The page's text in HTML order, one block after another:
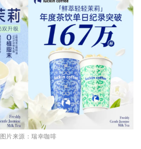
图片来源：瑞幸咖啡